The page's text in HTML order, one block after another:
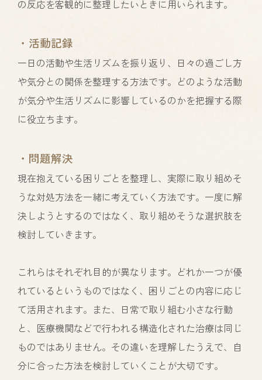
の反応を客観的に整理したいときに用いられます。
・活動記録
一日の活動や生活リズムを振り返り、日々の過ごし方
や気分との関係を整理する方法です。どのような活動
が気分や生活リズムに影響しているのかを把握する際
に役立ちます。
・問題解決
現在抱えている困りごとを整理し、実際に取り組めそ
うな対処方法を一緒に考えていく方法です。一度に解
決しようとするのではなく、取り組めそうな選択肢を
検討していきます。
これらはそれぞれ目的が異なります。どれか一つが優
れているというものではなく、困りごとの内容に応じ
て活用されます。また、日常で取り組む小さな行動
と、医療機関などで行われる構造化された治療は同じ
ものではありません。その違いを理解したうえで、自
分に合った方法を検討していくことが大切です。